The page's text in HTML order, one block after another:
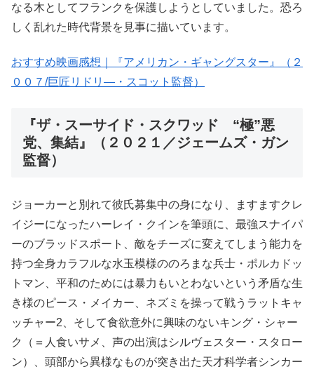
なる木としてフランクを保護しようとしていました。恐ろ
しく乱れた時代背景を見事に描いています。
おすすめ映画感想｜『アメリカン・ギャングスター』（２
００７/巨匠リドリ―・スコット監督）
『ザ・スーサイド・スクワッド “極”悪
党、集結』（２０２１／ジェームズ・ガン
監督）
ジョーカーと別れて彼氏募集中の身になり、ますますクレ
イジーになったハーレイ・クインを筆頭に、最強スナイパ
ーのブラッドスポート、敵をチーズに変えてしまう能力を
持つ全身カラフルな水玉模様ののろまな兵士・ポルカドッ
トマン、平和のためには暴力もいとわないという矛盾な生
き様のピース・メイカー、ネズミを操って戦うラットキャ
ッチャー2、そして食欲意外に興味のないキング・シャー
ク（＝人食いサメ、声の出演はシルヴェスター・スタロー
ン）、頭部から異様なものが突き出た天才科学者シンカー